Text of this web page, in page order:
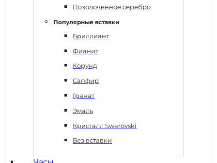
Позолоченное серебро
Популярные вставки
Бриллиант
Фианит
Корунд
Сапфир
Гранат
Эмаль
Кристалл Swarovski
Без вставки